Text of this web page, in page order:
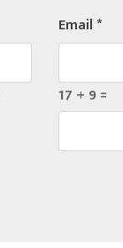
Email*
17 + 9 =